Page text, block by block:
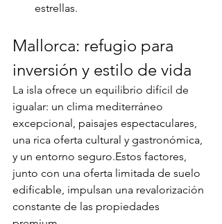
estrellas.
Mallorca: refugio para
inversión y estilo de vida
La isla ofrece un equilibrio difícil de
igualar: un clima mediterráneo
excepcional, paisajes espectaculares,
una rica oferta cultural y gastronómica,
y un entorno seguro.Estos factores,
junto con una oferta limitada de suelo
edificable, impulsan una revalorización
constante de las propiedades